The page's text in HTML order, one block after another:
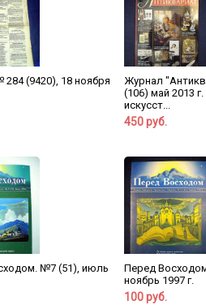
(9420), 18 ноября
Журнал
(106) май 2013
искусст...
450 руб.
№7 (51), июль
Перед
ноябрь 1997 г.
100 руб.